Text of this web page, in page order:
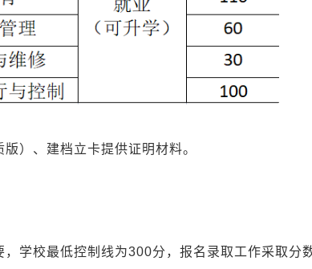
）、建档立卡提供证明材料。
校最低控制线为300分，报名录取工作采取分